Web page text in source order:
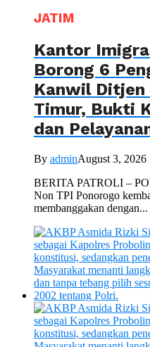
JATIM
Kantor
Borong 6
Kanwil
Timur, Bukti
dan
By adminAugust 3, 2026
BERITA PATROLI –
Non TPI Ponorogo
membanggakan dengan...